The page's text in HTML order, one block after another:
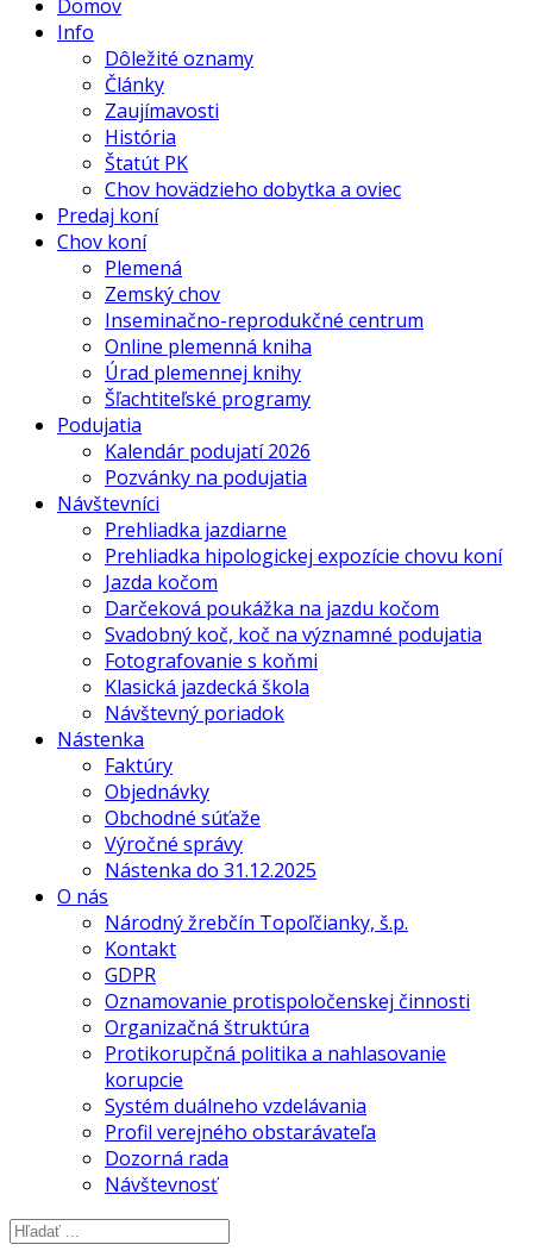
Domov
Info
Dôležité oznamy
Články
Zaujímavosti
História
Štatút PK
Chov hovädzieho dobytka a oviec
Predaj koní
Chov koní
Plemená
Zemský chov
Inseminačno-reprodukčné centrum
Online plemenná kniha
Úrad plemennej knihy
Šľachtiteľské programy
Podujatia
Kalendár podujatí 2026
Pozvánky na podujatia
Návštevníci
Prehliadka jazdiarne
Prehliadka hipologickej expozície chovu koní
Jazda kočom
Darčeková poukážka na jazdu kočom
Svadobný koč, koč na významné podujatia
Fotografovanie s koňmi
Klasická jazdecká škola
Návštevný poriadok
Nástenka
Faktúry
Objednávky
Obchodné súťaže
Výročné správy
Nástenka do 31.12.2025
O nás
Národný žrebčín Topoľčianky, š.p.
Kontakt
GDPR
Oznamovanie protispoločenskej činnosti
Organizačná štruktúra
Protikorupčná politika a nahlasovanie
korupcie
Systém duálneho vzdelávania
Profil verejného obstarávateľa
Dozorná rada
Návštevnosť